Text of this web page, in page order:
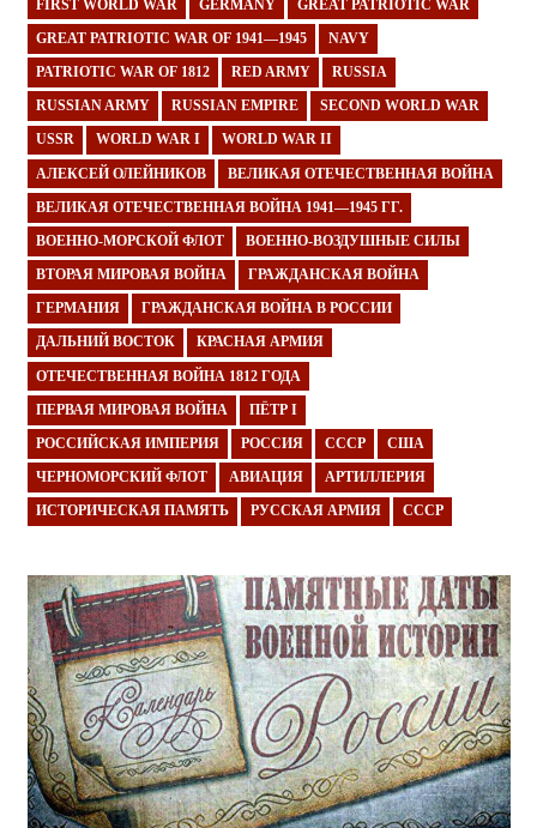
FIRST WORLD WAR GERMANY GREAT PATRIOTIC WAR
GREAT PATRIOTIC WAR OF 1941—1945 NAVY
PATRIOTIC WAR OF 1812 RED ARMY RUSSIA
RUSSIAN ARMY RUSSIAN EMPIRE SECOND WORLD WAR
USSR WORLD WAR I WORLD WAR II
АЛЕКСЕЙ ОЛЕЙНИКОВ ВЕЛИКАЯ ОТЕЧЕСТВЕННАЯ ВОЙНА
ВЕЛИКАЯ ОТЕЧЕСТВЕННАЯ ВОЙНА 1941—1945 ГГ.
ВОЕННО-МОРСКОЙ ФЛОТ ВОЕННО-ВОЗДУШНЫЕ СИЛЫ
ВТОРАЯ МИРОВАЯ ВОЙНА ГРАЖДАНСКАЯ ВОЙНА
ГЕРМАНИЯ ГРАЖДАНСКАЯ ВОЙНА В РОССИИ
ДАЛЬНИЙ ВОСТОК КРАСНАЯ АРМИЯ
ОТЕЧЕСТВЕННАЯ ВОЙНА 1812 ГОДА
ПЕРВАЯ МИРОВАЯ ВОЙНА ПЁТР I
РОССИЙСКАЯ ИМПЕРИЯ РОССИЯ СССР США
ЧЕРНОМОРСКИЙ ФЛОТ АВИАЦИЯ АРТИЛЛЕРИЯ
ИСТОРИЧЕСКАЯ ПАМЯТЬ РУССКАЯ АРМИЯ СССР